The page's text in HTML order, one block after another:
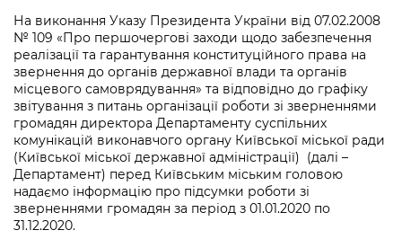
Рішення та розпорядження
Проєкти розпоряджень, що
перебувають на погодженні КМВА
Рішення Київради
Контактна інформація
Графік роботи та прийому громадян
Вакансії
Освіта та навчальні заклади
Дороги, транспорт та парковки
Навколишнє середовище міста
Містобудування та земельні ділянки
Культура, спорт, дозвілля
Бізнес та ліцензування
Громадська експертиза
Громадський бюджет
Консультації з громадськістю
Громадська рада
Петиції
Відкритий бюджет
Інформація з обмеженим доступом
Подати запит онлайн
Проекти нормативно-правових та
інших актів
Нормативна база
Питання і відповіді про публічну
інформацію
Медіагалерея
Підписатися на новини та анонси від
КМДА / Subscribe to announcements
from the KCSA
Порядок акредитації медіа /
Accreditation process
Подати журналістський запит /
Submitting a media request
Портал Послуг
На виконання Указу Президента України від 07.02.2008
№ 109 «Про першочергові заходи щодо забезпечення
реалізації та гарантування конституційного права на
звернення до органів державної влади та органів
місцевого самоврядування» та відповідно до графіку
звітування з питань організації роботи зі зверненнями
громадян директора Департаменту суспільних
комунікацій виконавчого органу Київської міської ради
(Київської міської державної адміністрації) (далі –
Департамент) перед Київським міським головою
надаємо інформацію про підсумки роботи зі
зверненнями громадян за період з 01.01.2020 по
31.12.2020.